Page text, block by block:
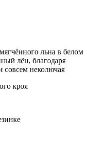
льна в белом
лён, благодаря
совсем неколючая
кроя